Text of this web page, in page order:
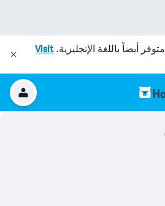
متوفر أيضاً باللغة الإنجليزية.Visit